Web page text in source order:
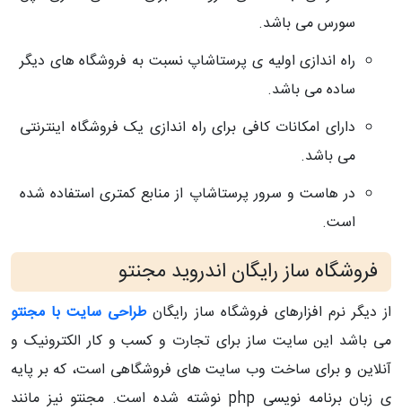
سورس می باشد.
راه اندازی اولیه ی پرستاشاپ نسبت به فروشگاه های دیگر
ساده می باشد.
دارای امکانات کافی برای راه اندازی یک فروشگاه اینترنتی
می باشد.
در هاست و سرور پرستاشاپ از منابع کمتری استفاده شده
است.
فروشگاه ساز رایگان اندروید مجنتو
از دیگر نرم افزارهای فروشگاه ساز رایگانطراحی سایت با مجنتو
می باشد این سایت ساز برای تجارت و کسب و کار الکترونیک و
آنلاین و برای ساخت وب سایت های فروشگاهی است، که بر پایه
ی زبان برنامه نویسی php نوشته شده است. مجنتو نیز مانند